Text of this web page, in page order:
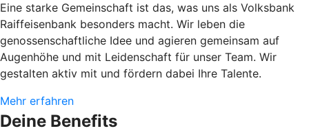
Eine starke Gemeinschaft ist das, was uns als Volksbank
Raiffeisenbank besonders macht. Wir leben die
genossenschaftliche Idee und agieren gemeinsam auf
Augenhöhe und mit Leidenschaft für unser Team. Wir
gestalten aktiv mit und fördern dabei Ihre Talente.
Mehr erfahren
Deine Benefits